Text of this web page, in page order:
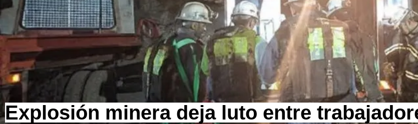
Explosión minera deja luto entre